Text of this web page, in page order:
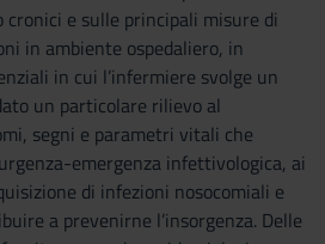
e sulle principali misure di
in ambiente ospedaliero, in
in cui l’infermiere svolge un
un particolare rilievo al
segni e parametri vitali che
emergenza infettivologica, ai
di infezioni nosocomiali e
a prevenirne l’insorgenza. Delle